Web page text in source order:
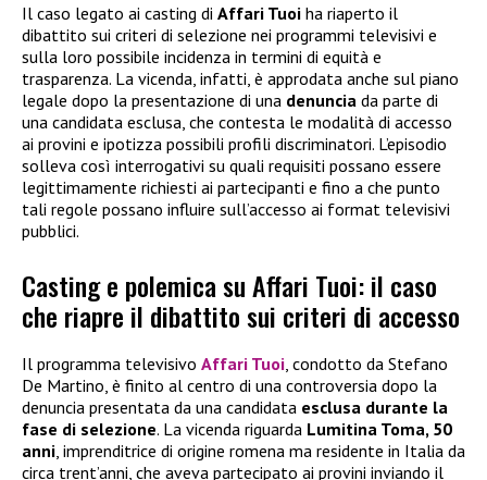
Il caso legato ai casting di Affari Tuoi ha riaperto il
dibattito sui criteri di selezione nei programmi televisivi e
sulla loro possibile incidenza in termini di equità e
trasparenza. La vicenda, infatti, è approdata anche sul piano
legale dopo la presentazione di una denuncia da parte di
una candidata esclusa, che contesta le modalità di accesso
ai provini e ipotizza possibili profili discriminatori. L’episodio
solleva così interrogativi su quali requisiti possano essere
legittimamente richiesti ai partecipanti e fino a che punto
tali regole possano influire sull’accesso ai format televisivi
pubblici.
Casting e polemica su Affari Tuoi: il caso
che riapre il dibattito sui criteri di accesso
Il programma televisivo Affari Tuoi, condotto da Stefano
De Martino, è finito al centro di una controversia dopo la
denuncia presentata da una candidata esclusa durante la
fase di selezione. La vicenda riguarda Lumitina Toma, 50
anni, imprenditrice di origine romena ma residente in Italia da
circa trent’anni, che aveva partecipato ai provini inviando il